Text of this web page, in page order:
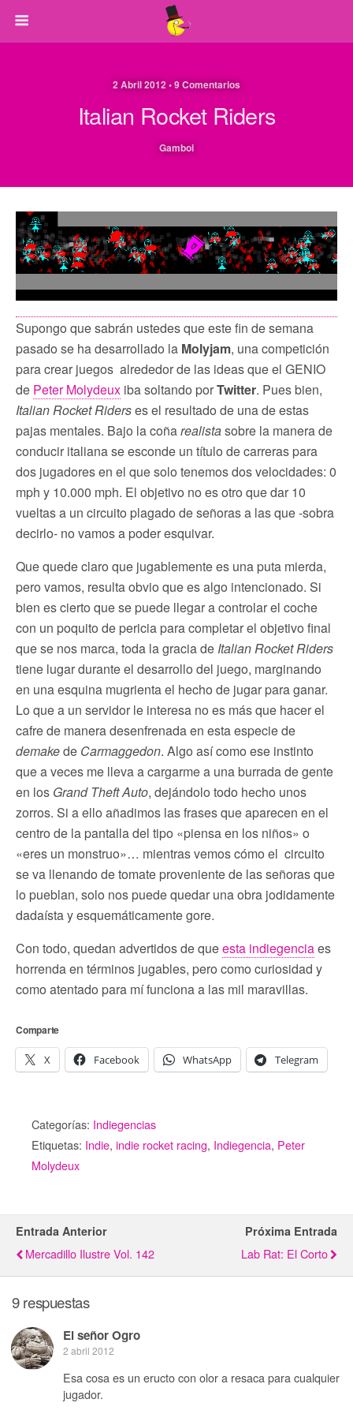
2 Abril 2012 • 9 Comentarios
Italian Rocket Riders
Gamboi
Supongo que sabrán ustedes que este fin de semana
pasado se ha desarrollado la Molyjam, una competición
para crear juegos alrededor de las ideas que el GENIO
de Peter Molydeux iba soltando porTwitter. Pues bien,
Italian Rocket Riderses el resultado de una de estas
pajas mentales. Bajo la coñarealistasobre la manera de
conducir italiana se esconde un título de carreras para
dos jugadores en el que solo tenemos dos velocidades: 0
mph y 10.000 mph. El objetivo no es otro que dar 10
vueltas a un circuito plagado de señoras a las que -sobra
decirlo- no vamos a poder esquivar.
Que quede claro que jugablemente es una puta mierda,
pero vamos, resulta obvio que es algo intencionado. Si
bien es cierto que se puede llegar a controlar el coche
con un poquito de pericia para completar el objetivo final
que se nos marca, toda la gracia de Italian Rocket Riders
tiene lugar durante el desarrollo del juego, marginando
en una esquina mugrienta el hecho de jugar para ganar.
Lo que a un servidor le interesa no es más que hacer el
cafre de manera desenfrenada en esta especie de
demakede Carmaggedon. Algo así como ese instinto
que a veces me lleva a cargarme a una burrada de gente
en los Grand Theft Auto, dejándolo todo hecho unos
zorros. Si a ello añadimos las frases que aparecen en el
centro de la pantalla del tipo «piensa en los niños» o
«eres un monstruo»… mientras vemos cómo el circuito
se va llenando de tomate proveniente de las señoras que
lo pueblan, solo nos puede quedar una obra jodidamente
dadaísta y esquemáticamente gore.
Con todo, quedan advertidos de queesta indiegenciaes
horrenda en términos jugables, pero como curiosidad y
como atentado para mí funciona a las mil maravillas.
Comparte
X Facebook WhatsApp Telegram
Categorías: Indiegencias
Etiquetas: Indie, indie rocket racing, Indiegencia, Peter
Molydeux
Entrada Anterior
Mercadillo Ilustre Vol. 142
Próxima Entrada
Lab Rat: El Corto
9 respuestas
El señor Ogro
2 abril 2012
Esa cosa es un eructo con olor a resaca para cualquier
jugador.